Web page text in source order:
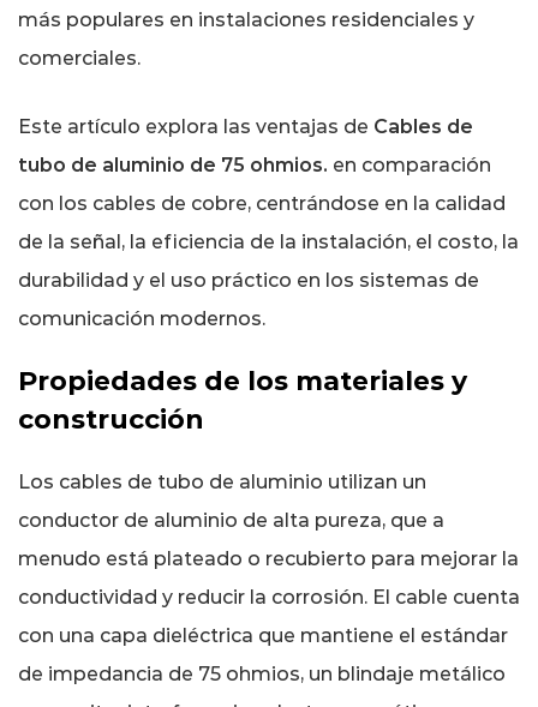
Costo
y
económicos
Ventajas
de
peso
y
manejo
Consideraciones
ambientales
6
Eficiencia
de
instalación
y
más populares en instalaciones residenciales y
comerciales.
Este artículo explora las ventajas de Cables de
tubo de aluminio de 75 ohmios. en comparación
con los cables de cobre, centrándose en la calidad
de la señal, la eficiencia de la instalación, el costo, la
durabilidad y el uso práctico en los sistemas de
comunicación modernos.
Propiedades de los materiales y
construcción
Los cables de tubo de aluminio utilizan un
conductor de aluminio de alta pureza, que a
menudo está plateado o recubierto para mejorar la
conductividad y reducir la corrosión. El cable cuenta
con una capa dieléctrica que mantiene el estándar
de impedancia de 75 ohmios, un blindaje metálico